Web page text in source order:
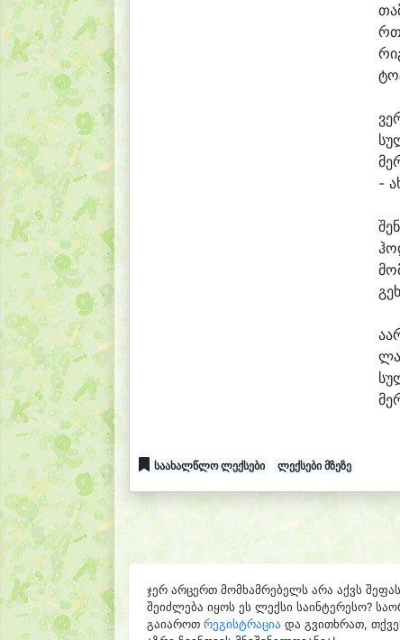
თა
მე
-
ჰო
მო
გეხ
ა
ლა
მე
საახალწლო ლექსები ლექსები მზეზე
ჯერ არცერთ მომხამრებელს არა აქვს
შეიძლება იყოს ეს ლექსი საინტერესო?
გაიაროთ რეგისტრაცია და გვითხრათ,